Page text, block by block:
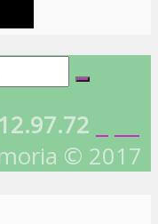
© 2017